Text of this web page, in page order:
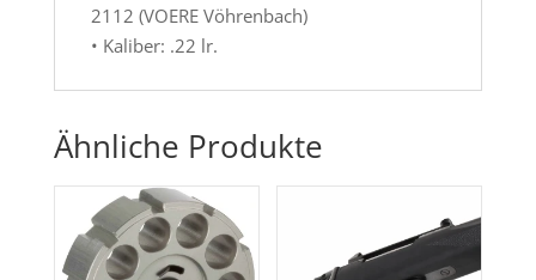
2112 (VOERE Vöhrenbach)
• Kaliber: .22 lr.
Ähnliche Produkte